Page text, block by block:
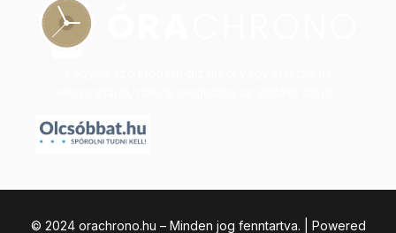
© 2024 orachrono.hu – Minden jog fenntartva. | Powered